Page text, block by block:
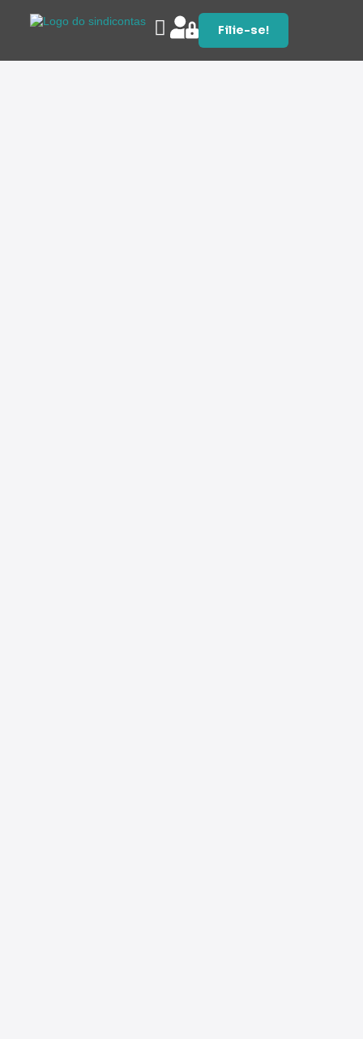
Filie-se!